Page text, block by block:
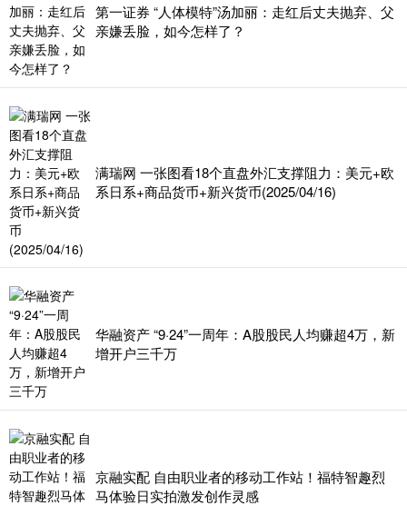
第一证券 “人体模特”汤加丽：走红后丈夫抛弃、父
亲嫌丢脸，如今怎样了？
满瑞网 一张图看18个直盘外汇支撑阻力：美元+欧
系日系+商品货币+新兴货币(2025/04/16)
华融资产 “9·24”一周年：A股股民人均赚超4万，新
增开户三千万
京融实配 自由职业者的移动工作站！福特智趣烈
马体验日实拍激发创作灵感